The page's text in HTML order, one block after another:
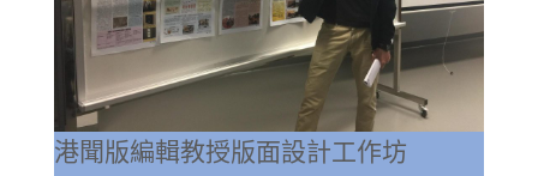
港聞版編輯教授版面設計工作坊